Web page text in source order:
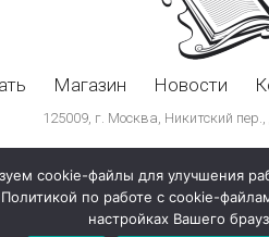
Магазин Новости
125009, г. Москва, Никитский пер.,
cookie-файлы для улучшения
по работе с cookie-
настройках Вашего